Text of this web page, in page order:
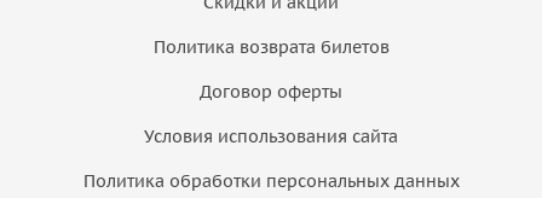
Политика возврата билетов
Договор оферты
Условия использования сайта
Политика обработки персональных данных